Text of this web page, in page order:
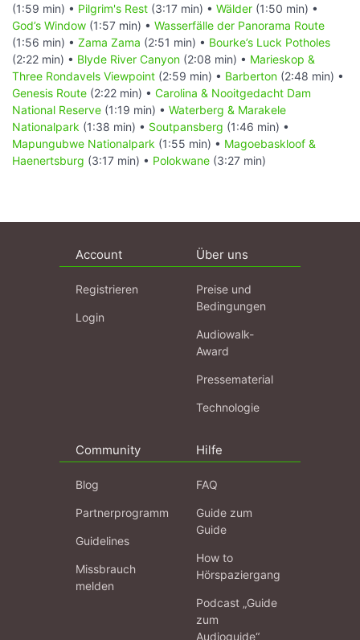
(1:59 min) • Pilgrim's Rest (3:17 min) • Wälder (1:50 min) •
God’s Window (1:57 min) • Wasserfälle der Panorama Route
(1:56 min) • Zama Zama (2:51 min) • Bourke’s Luck Potholes
(2:22 min) • Blyde River Canyon (2:08 min) • Marieskop &
Three Rondavels Viewpoint (2:59 min) • Barberton (2:48 min) •
Genesis Route (2:22 min) • Carolina & Nooitgedacht Dam
National Reserve (1:19 min) • Waterberg & Marakele
Nationalpark (1:38 min) • Soutpansberg (1:46 min) •
Mapungubwe Nationalpark (1:55 min) • Magoebaskloof &
Haenertsburg (3:17 min) • Polokwane (3:27 min)
Account
Registrieren
Login
Über uns
Preise und
Bedingungen
Audiowalk-
Award
Pressematerial
Technologie
Community
Blog
Partnerprogramm
Guidelines
Missbrauch
melden
Hilfe
FAQ
Guide zum
Guide
How to
Hörspaziergang
Podcast „Guide
zum
Audioguide“